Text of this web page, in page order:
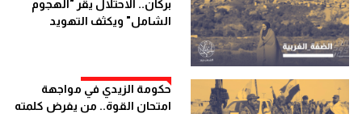
بركان.. الاحتلال يقر "الهجوم
الشامل" ويكثف التهويد
حكومة الزيدي في مواجهة
امتحان القوة.. من يفرض كلمته